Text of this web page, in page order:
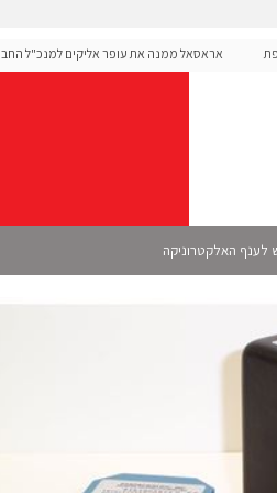
אראסאל ממנה את עופר אליקים למנכ"ל החברה
לענף האלקטרוניקה